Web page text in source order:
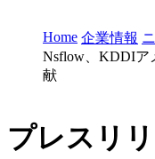
Home 企業情報
Nsflow、KDDIア
献
プレスリ